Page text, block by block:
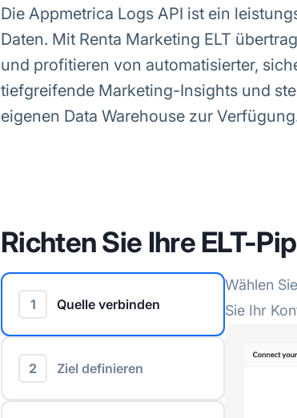
Die Appmetrica Logs API ist ein
Daten. Mit Renta Marketing ELT
und profitieren von automatisierter,
tiefgreifende Marketing-Insights und
eigenen Data Warehouse zur
Richten Sie Ihre ELT-
1 Quelle verbinden
2 Ziel definieren
Wählen
Sie Ihr